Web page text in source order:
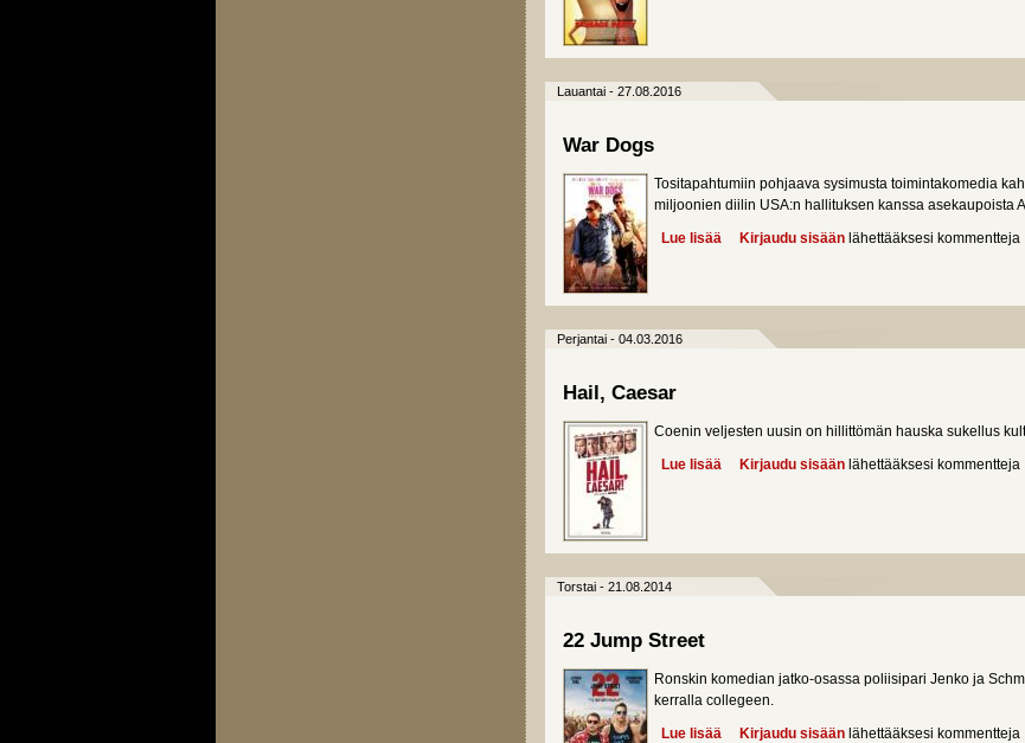
Lauantai - 27.08.2016
War Dogs
Tositapahtumiin pohjaava sysimusta toimintakomedia
miljoonien diilin USA:n hallituksen kanssa asekaupoista
Lue lisää about War Dogs
Kirjaudu sisään lähettääksesi kommentteja
Perjantai - 04.03.2016
Hail, Caesar
Coenin veljesten uusin on hillittömän hauska sukellus
Lue lisää about Hail, Caesar
Kirjaudu sisään lähettääksesi kommentteja
Torstai - 21.08.2014
22 Jump Street
Ronskin komedian jatko-osassa poliisipari Jenko ja
kerralla collegeen.
Lue lisää about 22 Jump Street
Kirjaudu sisään lähettääksesi kommentteja